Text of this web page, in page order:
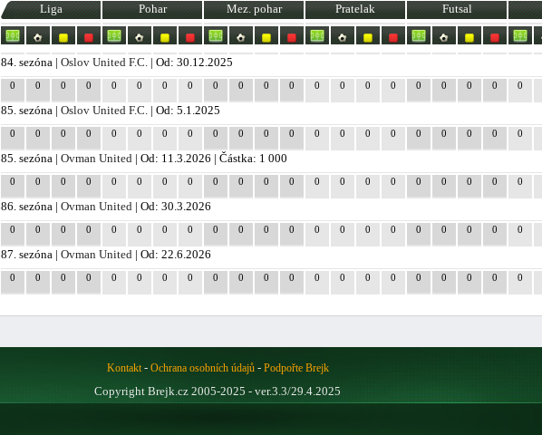
Liga Pohar Mez. pohar Pratelak Futsal
84. sezóna |Oslov United F.C. | Od: 30.12.2025
0 0 0 0 0 0 0 0 0 0 0 0 0 0 0 0 0 0 0 0 0
85. sezóna |Oslov United F.C. | Od: 5.1.2025
0 0 0 0 0 0 0 0 0 0 0 0 0 0 0 0 0 0 0 0 0
85. sezóna |Ovman United | Od: 11.3.2026 | Částka: 1 000
0 0 0 0 0 0 0 0 0 0 0 0 0 0 0 0 0 0 0 0 0
86. sezóna |Ovman United | Od: 30.3.2026
0 0 0 0 0 0 0 0 0 0 0 0 0 0 0 0 0 0 0 0 0
87. sezóna |Ovman United | Od: 22.6.2026
0 0 0 0 0 0 0 0 0 0 0 0 0 0 0 0 0 0 0 0 0
Kontakt- Ochrana osobních údajů- Podpořte Brejk
Copyright Brejk.cz 2005-2025 - ver.3.3/29.4.2025